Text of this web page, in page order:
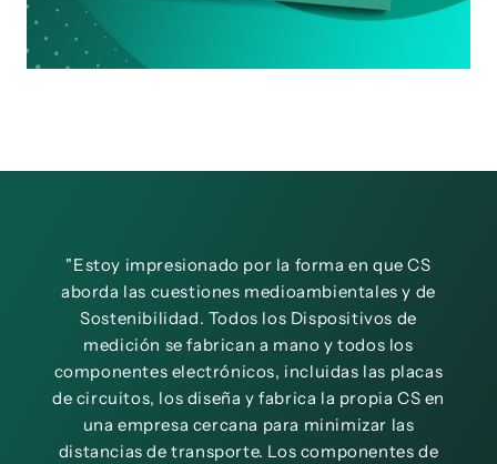
"Estoy impresionado por la forma en que CS
aborda las cuestiones medioambientales y de
Sostenibilidad. Todos los Dispositivos de
medición se fabrican a mano y todos los
componentes electrónicos, incluidas las placas
de circuitos, los diseña y fabrica la propia CS en
una empresa cercana para minimizar las
distancias de transporte. Los componentes de